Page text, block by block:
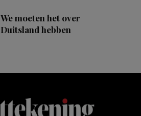
We moeten het over
Duitsland hebben